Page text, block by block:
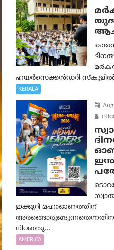
ഹയർസെക്കൻഡറി
KERALA
ഇക്കുറി മഹാഓണത്തിന്
നിറഞ്ഞു...
AMERICA